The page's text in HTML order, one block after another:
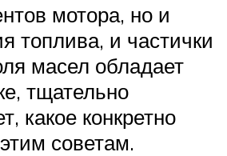
мотора, но и
топлива, и частички
масел обладает
тщательно
какое конкретно
советам.